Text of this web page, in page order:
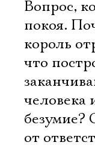
Вопрос,
покоя.
король
что
человека
безумие?
от